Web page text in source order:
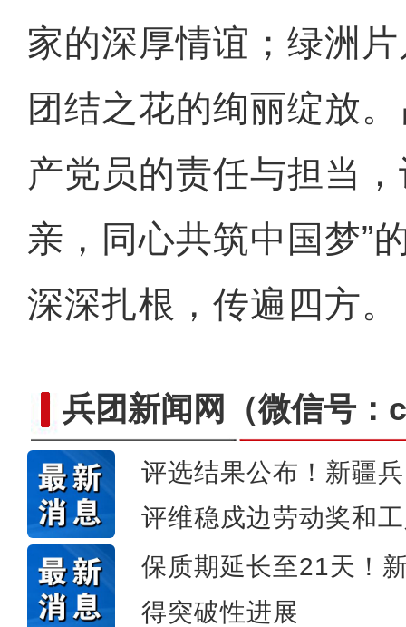
家的深厚情谊；绿洲
团结之花的绚丽绽放
产党员的责任与担当
亲，同心共筑中国梦”
深深扎根，传遍四方
兵团新闻网 （微信号
评选结果公布！新疆
评维稳戍边劳动奖和
保质期延长至21天！
得突破性进展
侨乡故事 | 艾斯提拉：把新
新疆4000亩沙漠盐